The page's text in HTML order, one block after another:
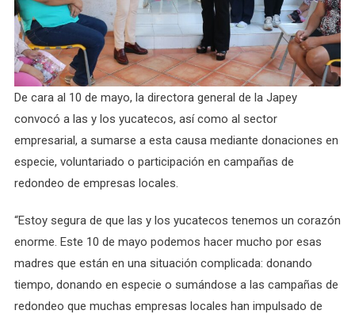
De cara al 10 de mayo, la directora general de la Japey
convocó a las y los yucatecos, así como al sector
empresarial, a sumarse a esta causa mediante donaciones en
especie, voluntariado o participación en campañas de
redondeo de empresas locales.
“Estoy segura de que las y los yucatecos tenemos un corazón
enorme. Este 10 de mayo podemos hacer mucho por esas
madres que están en una situación complicada: donando
tiempo, donando en especie o sumándose a las campañas de
redondeo que muchas empresas locales han impulsado de